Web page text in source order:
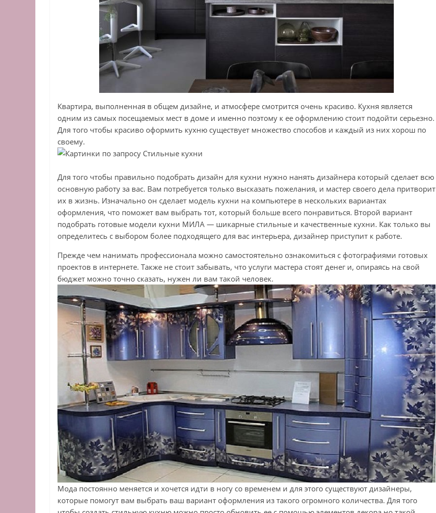
Квартира, выполненная в общем дизайне, и атмосфере смотрится очень красиво. Кухня является
одним из самых посещаемых мест в доме и именно поэтому к ее оформлению стоит подойти серьезно.
Для того чтобы красиво оформить кухню существует множество способов и каждый из них хорош по
своему.
Для того чтобы правильно подобрать дизайн для кухни нужно нанять дизайнера который сделает всю
основную работу за вас. Вам потребуется только высказать пожелания, и мастер своего дела притворит
их в жизнь. Изначально он сделает модель кухни на компьютере в нескольких вариантах
оформления, что поможет вам выбрать тот, который больше всего понравиться. Второй вариант
подобрать готовые модели кухни МИЛА — шикарные стильные и качественные кухни. Как только вы
определитесь с выбором более подходящего для вас интерьера, дизайнер приступит к работе.
Прежде чем нанимать профессионала можно самостоятельно ознакомиться с фотографиями готовых
проектов в интернете. Также не стоит забывать, что услуги мастера стоят денег и, опираясь на свой
бюджет можно точно сказать, нужен ли вам такой человек.
Мода постоянно меняется и хочется идти в ногу со временем и для этого существуют дизайнеры,
которые помогут вам выбрать ваш вариант оформления из такого огромного количества. Для того